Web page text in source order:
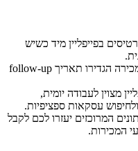
בפייפליין מיד כשיש
— לכל מכירה הגדירו תאריך follow-up
מצוין לעבודה יומית,
עסקאות ספציפיות.
המרוכזים יעזרו לכם לקבל
המכירות.